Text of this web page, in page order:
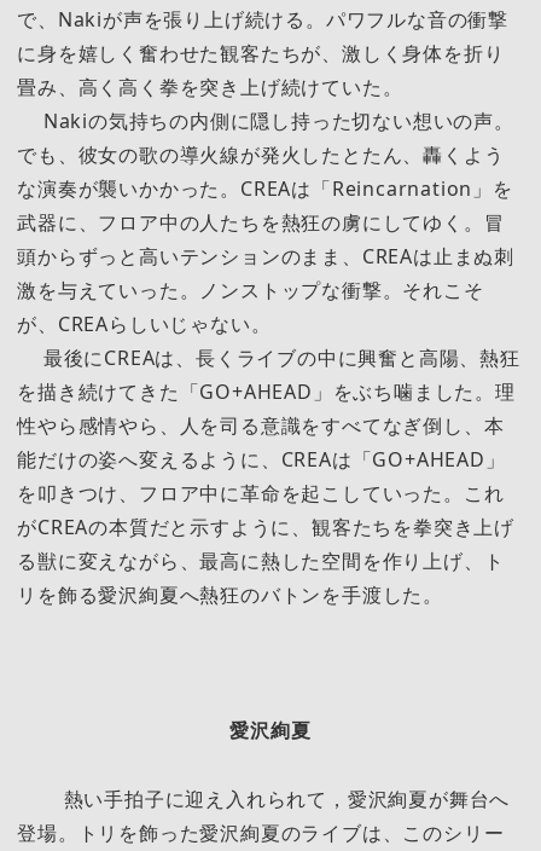
で、Nakiが声を張り上げ続ける。パワフルな音の衝撃
に身を嬉しく奮わせた観客たちが、激しく身体を折り
畳み、高く高く拳を突き上げ続けていた。
Nakiの気持ちの内側に隠し持った切ない想いの声。
でも、彼女の歌の導火線が発火したとたん、轟くよう
な演奏が襲いかかった。CREAは「Reincarnation」を
武器に、フロア中の人たちを熱狂の虜にしてゆく。冒
頭からずっと高いテンションのまま、CREAは止まぬ刺
激を与えていった。ノンストップな衝撃。それこそ
が、CREAらしいじゃない。
最後にCREAは、長くライブの中に興奮と高陽、熱狂
を描き続けてきた「GO+AHEAD」をぶち噛ました。理
性やら感情やら、人を司る意識をすべてなぎ倒し、本
能だけの姿へ変えるように、CREAは「GO+AHEAD」
を叩きつけ、フロア中に革命を起こしていった。これ
がCREAの本質だと示すように、観客たちを拳突き上げ
る獣に変えながら、最高に熱した空間を作り上げ、ト
リを飾る愛沢絢夏へ熱狂のバトンを手渡した。
愛沢絢夏
熱い手拍子に迎え入れられて，愛沢絢夏が舞台へ
登場。トリを飾った愛沢絢夏のライブは、このシリー